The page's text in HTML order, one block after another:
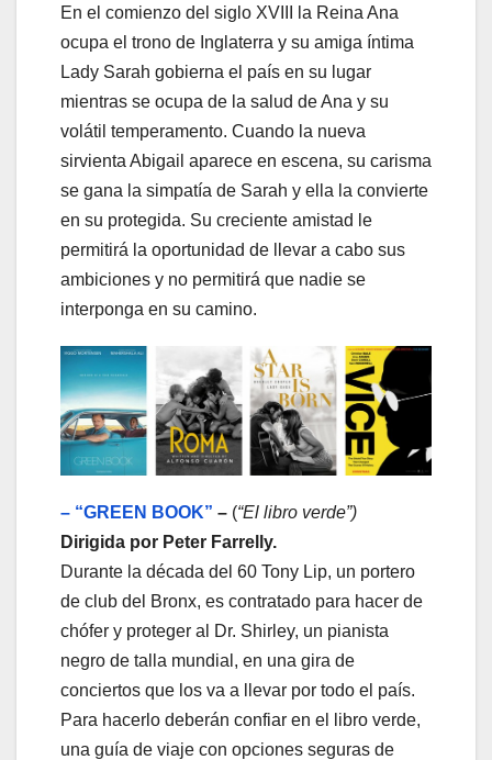
En el comienzo del siglo XVIII la Reina Ana
ocupa el trono de Inglaterra y su amiga íntima
Lady Sarah gobierna el país en su lugar
mientras se ocupa de la salud de Ana y su
volátil temperamento. Cuando la nueva
sirvienta Abigail aparece en escena, su carisma
se gana la simpatía de Sarah y ella la convierte
en su protegida. Su creciente amistad le
permitirá la oportunidad de llevar a cabo sus
ambiciones y no permitirá que nadie se
interponga en su camino.
– “GREEN BOOK” – (“El libro verde”)
Dirigida por Peter Farrelly.
Durante la década del 60 Tony Lip, un portero
de club del Bronx, es contratado para hacer de
chófer y proteger al Dr. Shirley, un pianista
negro de talla mundial, en una gira de
conciertos que los va a llevar por todo el país.
Para hacerlo deberán confiar en el libro verde,
una guía de viaje con opciones seguras de